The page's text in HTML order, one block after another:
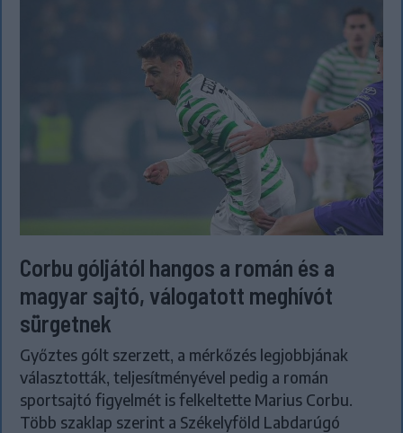
Corbu góljától hangos a román és a
magyar sajtó, válogatott meghívót
sürgetnek
Győztes gólt szerzett, a mérkőzés legjobbjának
választották, teljesítményével pedig a román
sportsajtó figyelmét is felkeltette Marius Corbu.
Több szaklap szerint a Székelyföld Labdarúgó